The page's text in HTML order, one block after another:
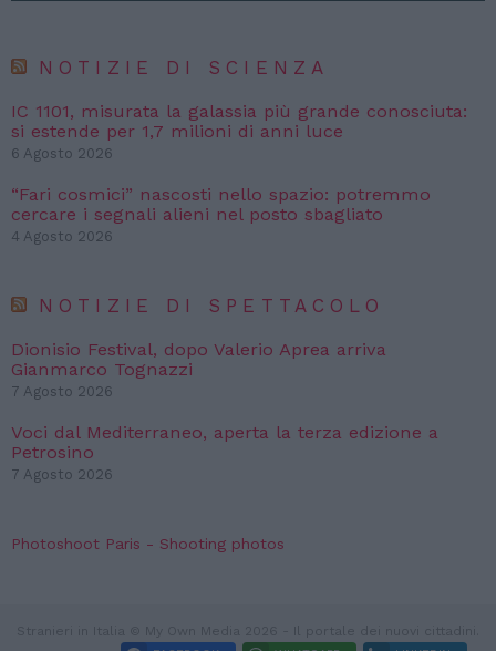
NOTIZIE DI SCIENZA
IC 1101, misurata la galassia più grande conosciuta:
si estende per 1,7 milioni di anni luce
6 Agosto 2026
“Fari cosmici” nascosti nello spazio: potremmo
cercare i segnali alieni nel posto sbagliato
4 Agosto 2026
NOTIZIE DI SPETTACOLO
Dionisio Festival, dopo Valerio Aprea arriva
Gianmarco Tognazzi
7 Agosto 2026
Voci dal Mediterraneo, aperta la terza edizione a
Petrosino
7 Agosto 2026
Photoshoot Paris - Shooting photos